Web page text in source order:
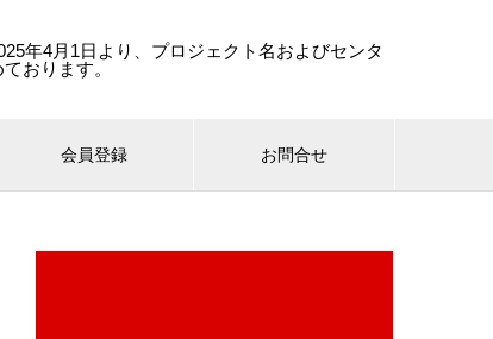
年4月1日より、プロジェクト名およびセンタ
おります。
会員登録 お問合せ